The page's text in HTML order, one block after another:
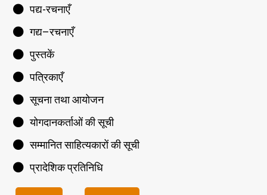
पद्य-रचनाएँ
गद्य–रचनाएँ
पुस्तकें
पत्रिकाएँ
सूचना तथा आयोजन
योगदानकर्ताओं की सूची
सम्मानित साहित्यकारों की सूची
प्रादेशिक प्रतिनिधि